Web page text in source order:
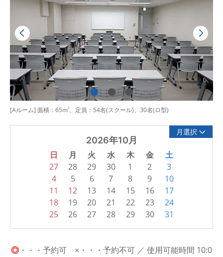
[Aルーム] 面積：65m2、定員：54名(スクール)、30名(ロ型)
月選択
2026年10月
日 月 火 水 木 金 土
27 28 29 30 1 2
3
4
5 6 7 8 9
10
11
12 13 14 15 16
17
18
19 20 21 22 23
24
25
26 27 28 29 30 31
◎ ・・・予約可 ×・・・予約不可 ／ 使用可能時間 10:0